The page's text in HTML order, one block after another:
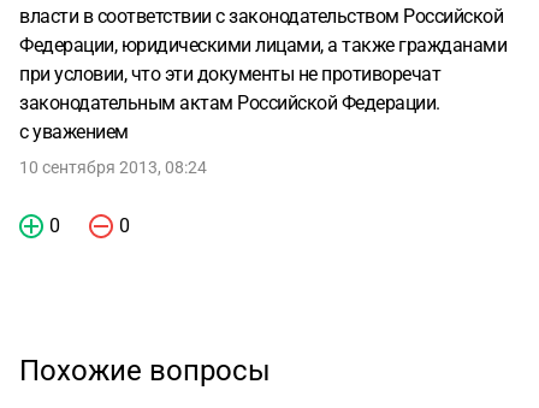
власти в соответствии с законодательством Российской
Федерации, юридическими лицами, а также гражданами
при условии, что эти документы не противоречат
законодательным актам Российской Федерации.
с уважением
10 сентября 2013, 08:24
0 0
Похожие вопросы